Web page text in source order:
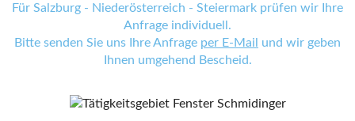
Für Salzburg - Niederösterreich - Steiermark prüfen wir Ihre
Anfrage individuell.
Bitte senden Sie uns Ihre Anfrage per E-Mail
und wir geben
Ihnen umgehend Bescheid.